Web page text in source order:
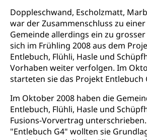
Doppleschwand, Escholzmatt,
war der Zusammenschluss zu
Gemeinde allerdings ein zu
sich im Frühling 2008 aus dem
Entlebuch, Flühli, Hasle und
Vorhaben weiter verfolgen. Im
starteten sie das Projekt Entlebuch
Im Oktober 2008 haben die
Entlebuch, Flühli, Hasle und
Fusions-Vorvertrag
"Entlebuch G4" wollten sie
Kantonsstrassen
Geburt, Heirat, Ehe, Partnerschaft,
Zivilstandsamt, Zivilstandsregiste
Zivilstandswesen
Adoption
Adoptivkind, Adoptiveltern,
Adoptionsverfahren, elterliche
Sorge
Adoption
Aufenthaltsbewilligungen
Niederlassungsbewilligung,
Niederlassung, Wohnsitz